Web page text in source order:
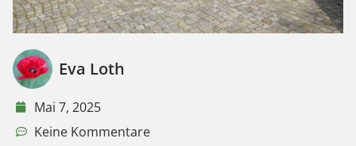
Eva Loth
Mai 7, 2025
Keine Kommentare